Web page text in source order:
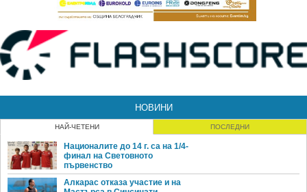
НОВИНИ
НАЙ-ЧЕТЕНИ ПОСЛЕДНИ
Националите до 14 г. са на 1/4-
финал на Световното
първенство
Алкарас отказа участие и на